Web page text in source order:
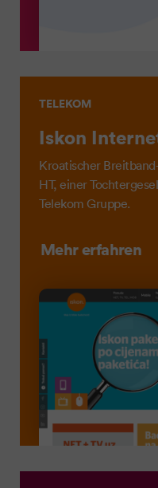
TELEKOM
Iskon
Kroatischer
HT, einer
Telekom Gruppe.
Mehr erfahren